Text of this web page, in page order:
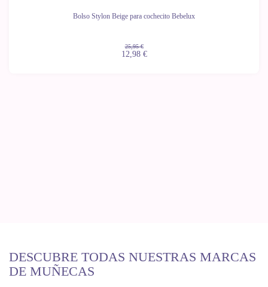
Bolso Stylon Beige para cochecito Bebelux
25,95 €
12,98 €
DESCUBRE TODAS NUESTRAS MARCAS
DE MUÑECAS